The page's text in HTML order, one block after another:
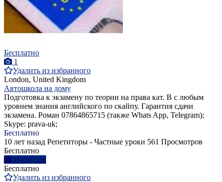
Бесплатно
1
Удалить из избранного
London, United Kingdom
Автошкола на дому
Подготовка к экзамену по теории на права кат. B с любым
уровнем знания английского по скайпу. Гарантия сдачи
экзамена. Роман 07864865715 (также Whats App, Telegram);
Skype: prava-uk;
Бесплатно
10 лет назад Репетиторы - Частные уроки 561 Просмотров
Бесплатно
Написать
Бесплатно
Удалить из избранного